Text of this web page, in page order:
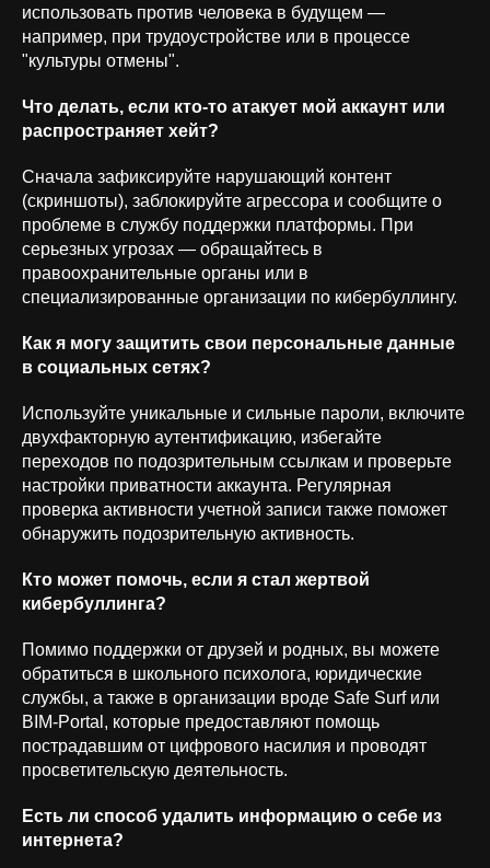
использовать против человека в будущем —
например, при трудоустройстве или в процессе
"культуры отмены".
Что делать, если кто-то атакует мой аккаунт или
распространяет хейт?
Сначала зафиксируйте нарушающий контент
(скриншоты), заблокируйте агрессора и сообщите о
проблеме в службу поддержки платформы. При
серьезных угрозах — обращайтесь в
правоохранительные органы или в
специализированные организации по кибербуллингу.
Как я могу защитить свои персональные данные
в социальных сетях?
Используйте уникальные и сильные пароли, включите
двухфакторную аутентификацию, избегайте
переходов по подозрительным ссылкам и проверьте
настройки приватности аккаунта. Регулярная
проверка активности учетной записи также поможет
обнаружить подозрительную активность.
Кто может помочь, если я стал жертвой
кибербуллинга?
Помимо поддержки от друзей и родных, вы можете
обратиться в школьного психолога, юридические
службы, а также в организации вроде Safe Surf или
BIM-Portal, которые предоставляют помощь
пострадавшим от цифрового насилия и проводят
просветительскую деятельность.
Есть ли способ удалить информацию о себе из
интернета?